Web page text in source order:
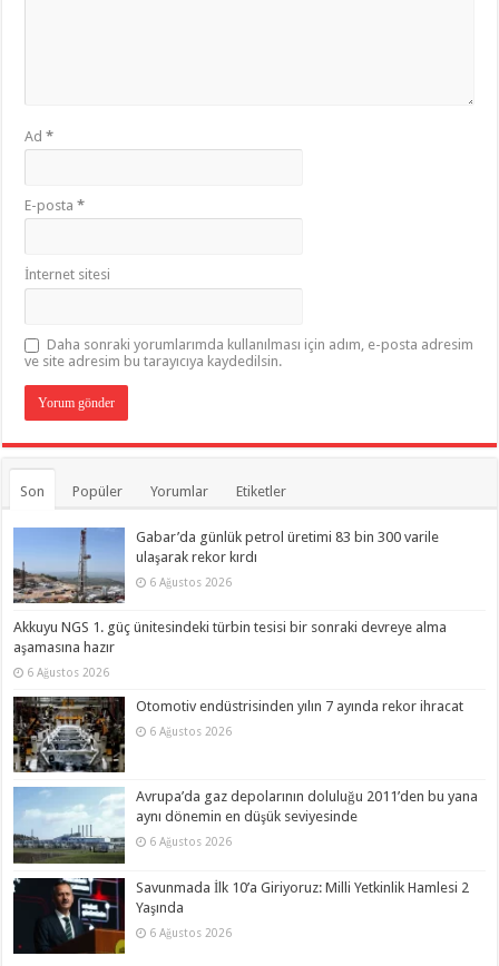
Ad*
E-posta*
İnternet sitesi
Daha sonraki yorumlarımda kullanılması için adım, e-posta adresim
ve site adresim bu tarayıcıya kaydedilsin.
Son Popüler Yorumlar Etiketler
Gabar’da günlük petrol üretimi 83 bin 300 varile
ulaşarak rekor kırdı
6 Ağustos 2026
Akkuyu NGS 1. güç ünitesindeki türbin tesisi bir sonraki devreye alma
aşamasına hazır
6 Ağustos 2026
Otomotiv endüstrisinden yılın 7 ayında rekor ihracat
6 Ağustos 2026
Avrupa’da gaz depolarının doluluğu 2011’den bu yana
aynı dönemin en düşük seviyesinde
6 Ağustos 2026
Savunmada İlk 10’a Giriyoruz: Milli Yetkinlik Hamlesi 2
Yaşında
6 Ağustos 2026